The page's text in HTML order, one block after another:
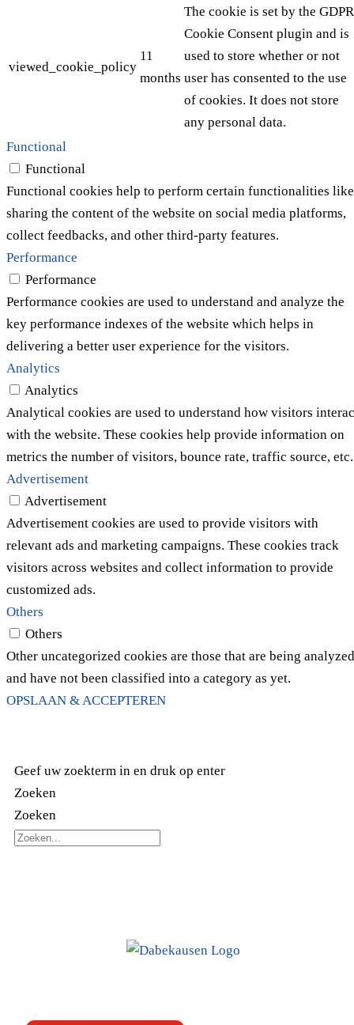
viewed_cookie_policy
11
months
The cookie is set by the GDPR
Cookie Consent plugin and is
used to store whether or not
user has consented to the use
of cookies. It does not store
any personal data.
Functional
Functional
Functional cookies help to perform certain functionalities like
sharing the content of the website on social media platforms,
collect feedbacks, and other third-party features.
Performance
Performance
Performance cookies are used to understand and analyze the
key performance indexes of the website which helps in
delivering a better user experience for the visitors.
Analytics
Analytics
Analytical cookies are used to understand how visitors
with the website. These cookies help provide information on
metrics the number of visitors, bounce rate, traffic source, etc.
Advertisement
Advertisement
Advertisement cookies are used to provide visitors with
relevant ads and marketing campaigns. These cookies track
visitors across websites and collect information to provide
customized ads.
Others
Others
Other uncategorized cookies are those that are being analyzed
and have not been classified into a category as yet.
OPSLAAN & ACCEPTEREN
Geef uw zoekterm in en druk op enter
Zoeken
Zoeken